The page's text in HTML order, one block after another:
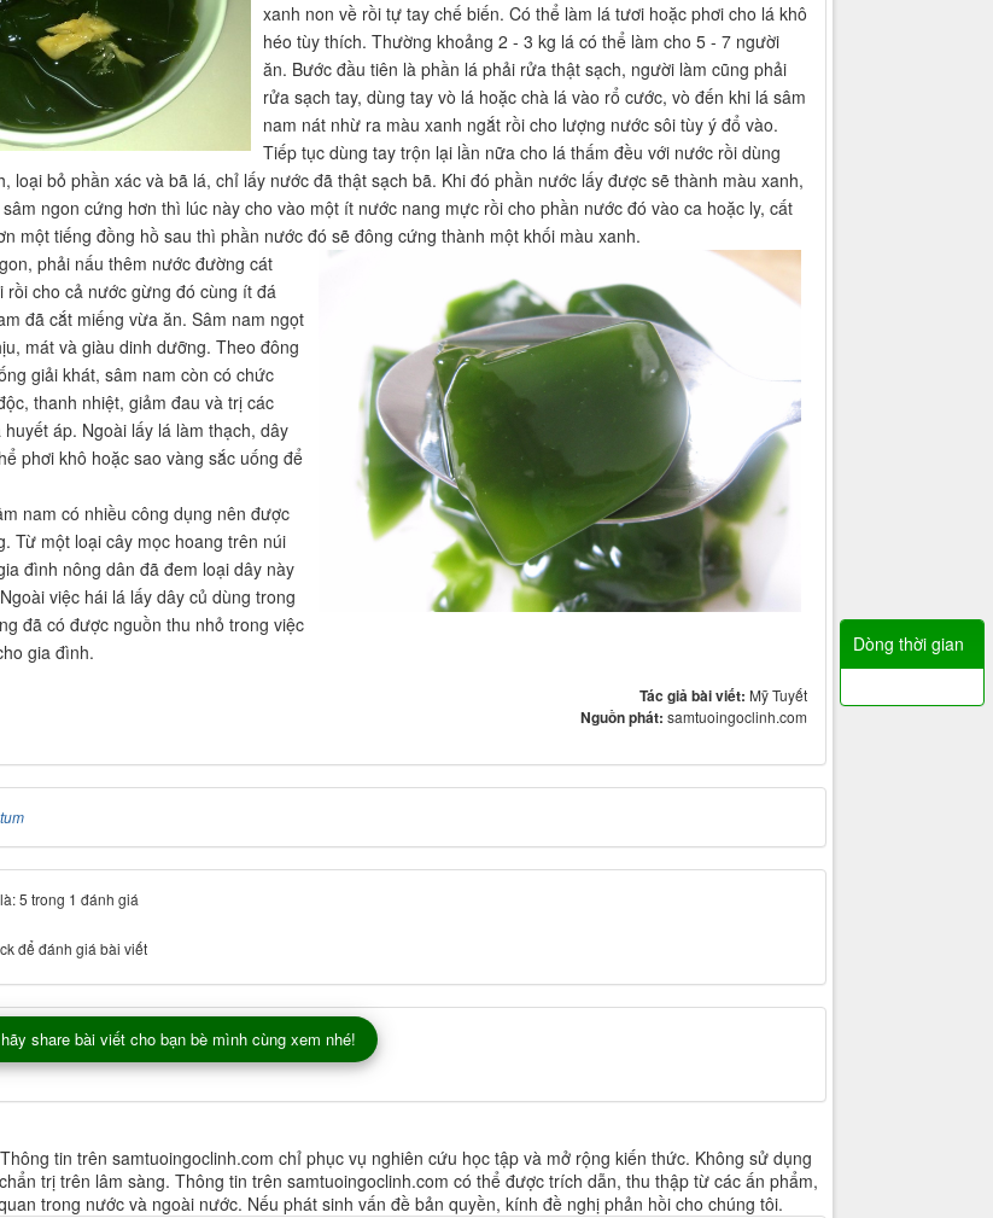
xanh non về rồi tự tay chế biến. Có thể làm lá tươi hoặc phơi cho lá khô
héo tùy thích. Thường khoảng 2 - 3 kg lá có thể làm cho 5 - 7 người
ăn. Bước đầu tiên là phần lá phải rửa thật sạch, người làm cũng phải
rửa sạch tay, dùng tay vò lá hoặc chà lá vào rổ cước, vò đến khi lá sâm
nam nát nhừ ra màu xanh ngắt rồi cho lượng nước sôi tùy ý đổ vào.
Tiếp tục dùng tay trộn lại lần nữa cho lá thấm đều với nước rồi dùng
loại bỏ phần xác và bã lá, chỉ lấy nước đã thật sạch bã. Khi đó phần nước lấy được sẽ thành màu xanh,
ngon cứng hơn thì lúc này cho vào một ít nước nang mực rồi cho phần nước đó vào ca hoặc ly, cất
một tiếng đồng hồ sau thì phần nước đó sẽ đông cứng thành một khối màu xanh.
phải nấu thêm nước đường cát
cho cả nước gừng đó cùng ít đá
đã cắt miếng vừa ăn. Sâm nam ngọt
mát và giàu dinh dưỡng. Theo đông
giải khát, sâm nam còn có chức
thanh nhiệt, giảm đau và trị các
áp. Ngoài lấy lá làm thạch, dây
phơi khô hoặc sao vàng sắc uống để
nam có nhiều công dụng nên được
Từ một loại cây mọc hoang trên núi
đình nông dân đã đem loại dây này
việc hái lá lấy dây củ dùng trong
đã có được nguồn thu nhỏ trong việc
gia đình.
Tác giả bài viết: Mỹ Tuyết
Nguồn phát: samtuoingoclinh.com
5 trong 1 đánh giá
để đánh giá bài viết
share bài viết cho bạn bè mình cùng xem nhé!
Thông tin trên samtuoingoclinh.com chỉ phục vụ nghiên cứu học tập và mở rộng kiến thức. Không sử dụng
trị trên lâm sàng. Thông tin trên samtuoingoclinh.com có thể được trích dẫn, thu thập từ các ấn phẩm,
trong nước và ngoài nước. Nếu phát sinh vấn đề bản quyền, kính đề nghị phản hồi cho chúng tôi.
Dòng thời gian